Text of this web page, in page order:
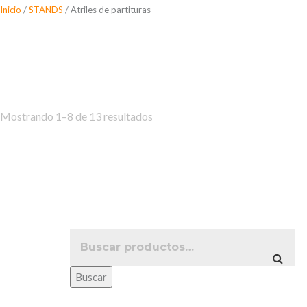
Saltar
Inicio /STANDS / Atriles de partituras
Mostrando 1–8 de 13 resultados
Buscar